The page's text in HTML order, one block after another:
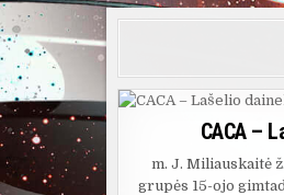
CACA –
m. J. Miliauskaitė
grupės 15-ojo